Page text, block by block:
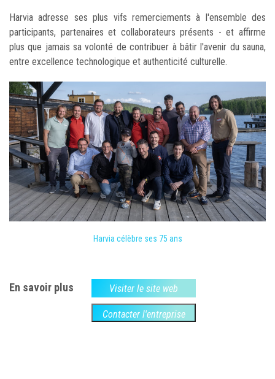
Harvia adresse ses plus vifs remerciements à l'ensemble des
participants, partenaires et collaborateurs présents - et affirme
plus que jamais sa volonté de contribuer à bâtir l'avenir du sauna,
entre excellence technologique et authenticité culturelle.
Harvia célèbre ses 75 ans
En savoir plus Visiter le site web
Contacter l'entreprise